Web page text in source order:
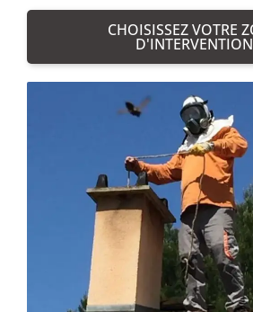
CHOISISSEZ VOTRE
D'INTERVENTION